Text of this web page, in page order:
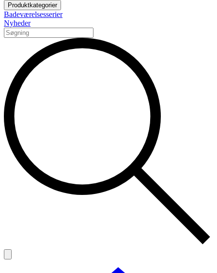
Produktkategorier
Badeværelsesserier
Nyheder